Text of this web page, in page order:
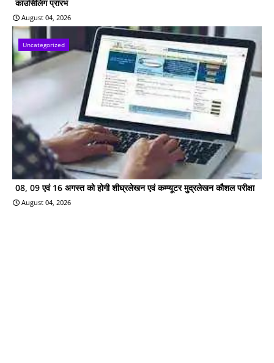
काउंसिलिंग प्रारंभ
August 04, 2026
Uncategorized
08, 09 एवं 16 अगस्त को होगी शीघ्रलेखन एवं कम्प्यूटर मुद्रलेखन कौशल परीक्षा
August 04, 2026